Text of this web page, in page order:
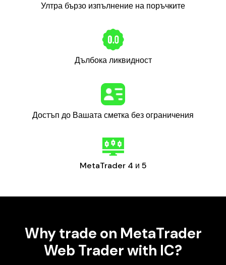
Ултра бързо изпълнение на поръчките
Дълбока ликвидност
Достъп до Вашата сметка без ограничения
MetaTrader 4 и 5
Why trade on MetaTrader
Web Trader with IC?